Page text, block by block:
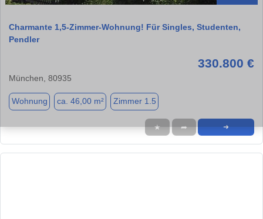
Charmante 1,5-Zimmer-Wohnung! Für Singles, Studenten,
Pendler
330.800 €
München, 80935
Wohnung ca. 46,00 m² Zimmer 1.5
★ ➦ ➜